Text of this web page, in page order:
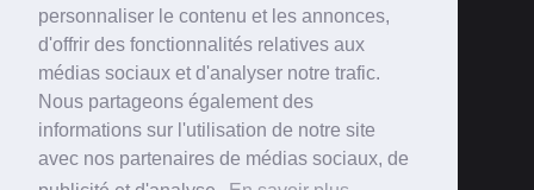
personnaliser le contenu et les annonces,
d'offrir des fonctionnalités relatives aux
médias sociaux et d'analyser notre trafic.
Nous partageons également des
informations sur l'utilisation de notre site
avec nos partenaires de médias sociaux, de
Perdu ?
Voici le plan du site!